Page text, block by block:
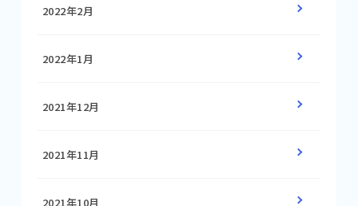
2022年2月
2022年1月
2021年12月
2021年11月
2021年10月